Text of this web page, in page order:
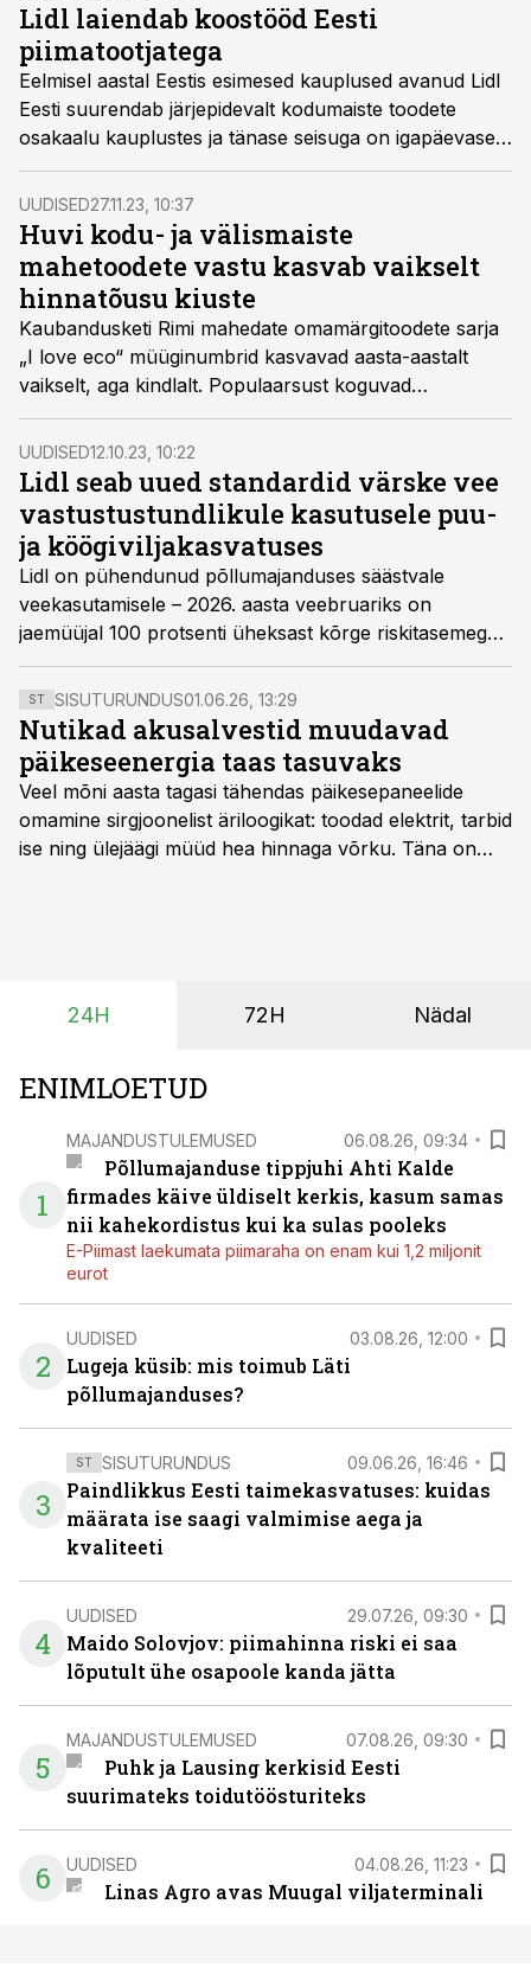
Lidl laiendab koostööd Eesti
piimatootjatega
Eelmisel aastal Eestis esimesed kauplused avanud Lidl
Eesti suurendab järjepidevalt kodumaiste toodete
osakaalu kauplustes ja tänase seisuga on igapäevaselt
saadaval ligi 20 Eestis valminud piimatoodet, millest 9
on lettidel Lidli kaubamärgi Pilos all ning ülejäänusid
ehib tootjate enda logo.
UUDISED27.11.23, 10:37
Huvi kodu- ja välismaiste
mahetoodete vastu kasvab vaikselt
hinnatõusu kiuste
Kaubandusketi Rimi mahedate omamärgitoodete sarja
„I love eco“ müüginumbrid kasvavad aasta-aastalt
vaikselt, aga kindlalt. Populaarsust koguvad
mahetooted ka kodumaise talukauba „Talu toidab“
lettidel, mille leiab tänaseks 38 Rimi kauplusest.
UUDISED12.10.23, 10:22
Lidl seab uued standardid värske vee
vastustustundlikule kasutusele puu-
ja köögiviljakasvatuses
Lidl on pühendunud põllumajanduses säästvale
veekasutamisele – 2026. aasta veebruariks on
jaemüüjal 100 protsenti üheksast kõrge riskitasemega
riigist, sealhulgas Hispaania, Egiptus, Kreeka ja Itaalia,
pärit puu- ja köögiviljasortiment sertifitseeritud
vastavalt rahvusvaheliselt tunnustatud
veestandarditele.
ST SISUTURUNDUS01.06.26, 13:29
Nutikad akusalvestid muudavad
päikeseenergia taas tasuvaks
Veel mõni aasta tagasi tähendas päikesepaneelide
omamine sirgjoonelist äriloogikat: toodad elektrit, tarbid
ise ning ülejäägi müüd hea hinnaga võrku. Täna on
põllumajandusettevõtete jaoks üheks olulisemaks
24H 72H Nädal
ENIMLOETUD
1
MAJANDUSTULEMUSED 06.08.26, 09:34
Põllumajanduse tippjuhi Ahti Kalde
firmades käive üldiselt kerkis, kasum samas
nii kahekordistus kui ka sulas pooleks
E-Piimast laekumata piimaraha on enam kui 1,2 miljonit
eurot
2
UUDISED 03.08.26, 12:00
Lugeja küsib: mis toimub Läti
põllumajanduses?
3
ST SISUTURUNDUS 09.06.26, 16:46
Paindlikkus Eesti taimekasvatuses: kuidas
määrata ise saagi valmimise aega ja
kvaliteeti
4
UUDISED 29.07.26, 09:30
Maido Solovjov: piimahinna riski ei saa
lõputult ühe osapoole kanda jätta
5
MAJANDUSTULEMUSED 07.08.26, 09:30
Puhk ja Lausing kerkisid Eesti
suurimateks toidutöösturiteks
6 UUDISED 04.08.26, 11:23
Linas Agro avas Muugal viljaterminali